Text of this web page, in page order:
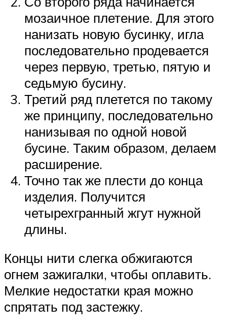
мозаичное плетение. Для этого
нанизать новую бусинку, игла
последовательно продевается
через первую, третью, пятую и
седьмую бусину.
Третий ряд плетется по такому
же принципу, последовательно
нанизывая по одной новой
бусине. Таким образом, делаем
расширение.
Точно так же плести до конца
изделия. Получится
четырехгранный жгут нужной
длины.
Концы нити слегка обжигаются
огнем зажигалки, чтобы оплавить.
Мелкие недостатки края можно
спрятать под застежку.